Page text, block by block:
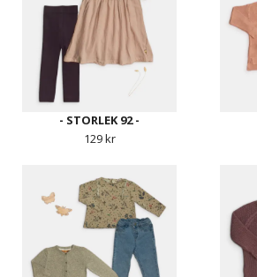
- STORLEK 92 -
129 kr